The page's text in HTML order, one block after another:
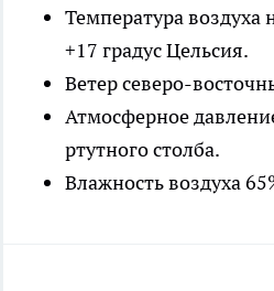
Температура воздуха
+17 градус Цельсия.
Ветер северо-
Атмосферное
ртутного столба.
Влажность воздуха